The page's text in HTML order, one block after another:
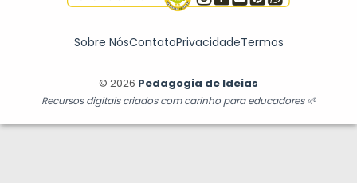
Sobre NósContatoPrivacidadeTermos
© 2026 Pedagogia de Ideias
Recursos digitais criados com carinho para educadores 🌱